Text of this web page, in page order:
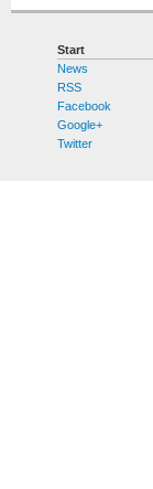
Start
News
RSS
Facebook
Google+
Twitter